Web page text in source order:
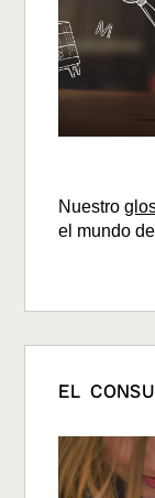
Nuestro
el mundo
EL